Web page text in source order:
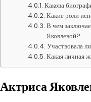
Какова
Какие роли
В чем
Яковлевой?
Участвовала
Какая личная
Актриса